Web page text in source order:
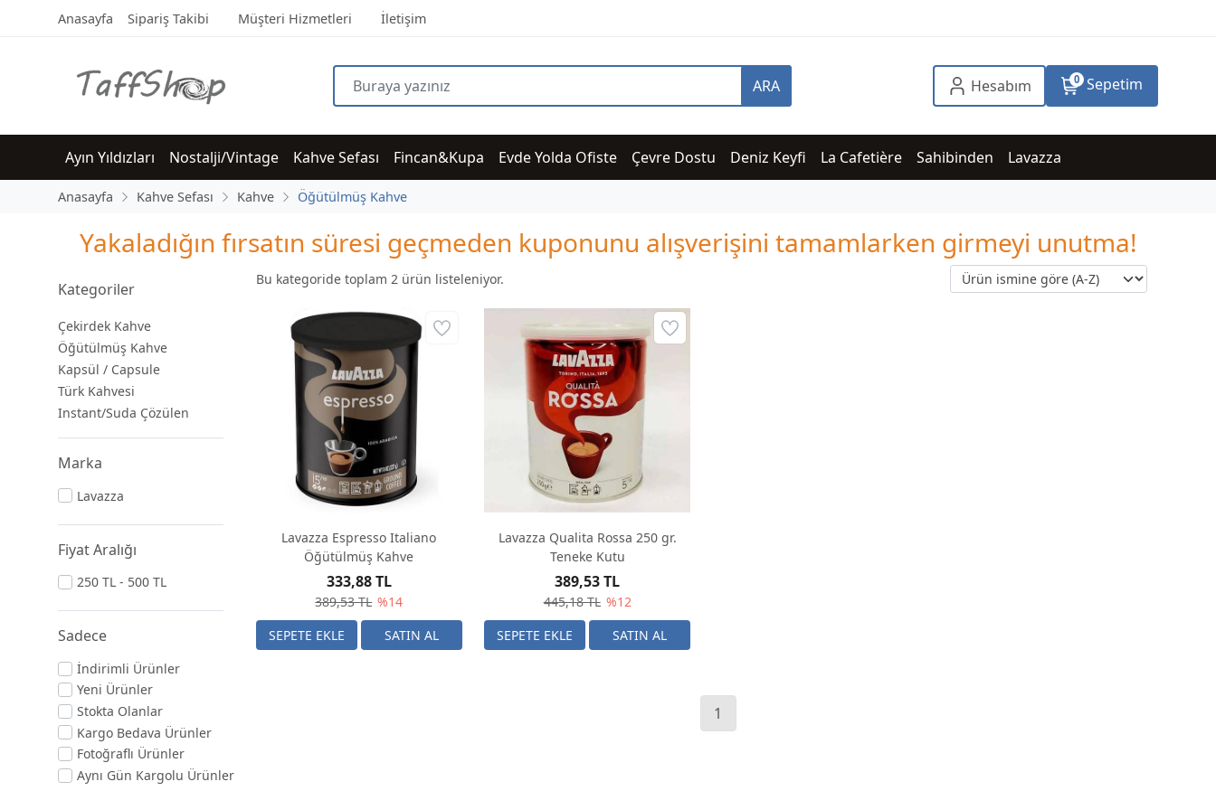
Anasayfa Sipariş Takibi Müşteri Hizmetleri İletişim
ARA Hesabım 0 Sepetim
Ayın Yıldızları Nostalji/Vintage Kahve Sefası Fincan&Kupa Evde Yolda Ofiste Çevre Dostu Deniz Keyfi La Cafetière Sahibinden Lavazza
Anasayfa Kahve Sefası Kahve Öğütülmüş Kahve
Yakaladığın fırsatın süresi geçmeden kuponunu alışverişini tamamlarken girmeyi unutma!
Kategoriler
Çekirdek Kahve
Öğütülmüş Kahve
Kapsül / Capsule
Türk Kahvesi
Instant/Suda Çözülen
Marka
Lavazza
Fiyat Aralığı
250 TL - 500 TL
Sadece
İndirimli Ürünler
Yeni Ürünler
Stokta Olanlar
Kargo Bedava Ürünler
Fotoğraflı Ürünler
Aynı Gün Kargolu Ürünler
Bu kategoride toplam 2ürün listeleniyor.
Lavazza Espresso Italiano
Öğütülmüş Kahve
389,53 TL %14
333,88 TL
Lavazza Qualita Rossa 250 gr.
Teneke Kutu
445,18 TL %12
389,53 TL
1